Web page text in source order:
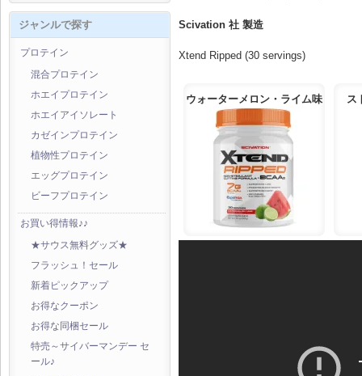
ジャンルで探す
プロテイン
混合プロテイン
ホエイプロテイン
ホエイアイソレート
カゼインプロテイン
植物性プロテイン
エッグプロテイン
ビーフプロテイン
お買い得情報♪♪
★サウス無料グッズ★
フラッシュ！セール
新着ピックアップ
お得なクーポン
お得な同梱セール
特売～サイバーマンデー セ
ール♪
Scivation 社 製造
Xtend Ripped (30 servings)
ウォーターメロン・ライム味 ス